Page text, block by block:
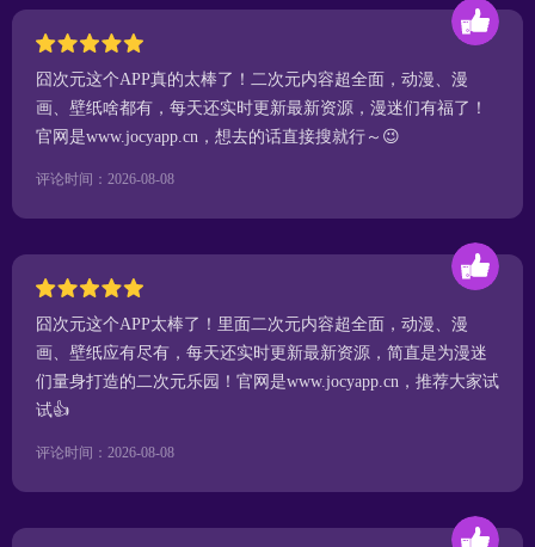
囧次元这个APP真的太棒了！二次元内容超全面，动漫、漫
画、壁纸啥都有，每天还实时更新最新资源，漫迷们有福了！
官网是www.jocyapp.cn，想去的话直接搜就行～😉
评论时间：2026-08-08
囧次元这个APP太棒了！里面二次元内容超全面，动漫、漫
画、壁纸应有尽有，每天还实时更新最新资源，简直是为漫迷
们量身打造的二次元乐园！官网是www.jocyapp.cn，推荐大家试
试👍
评论时间：2026-08-08